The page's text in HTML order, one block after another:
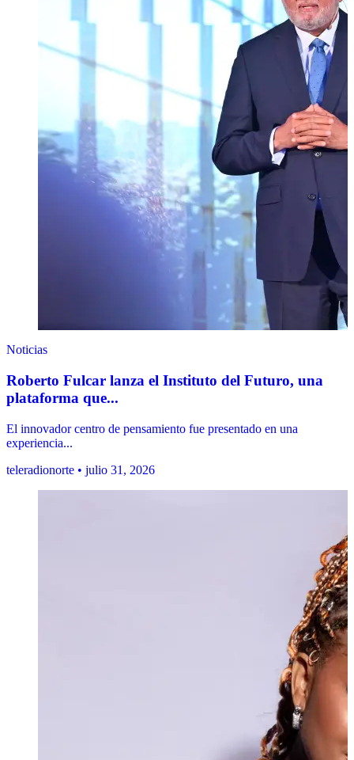
Noticias
Roberto Fulcar lanza el Instituto del Futuro, una
plataforma que...
El innovador centro de pensamiento fue presentado en una
experiencia...
teleradionorte • julio 31, 2026